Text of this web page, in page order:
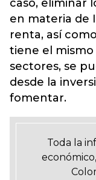
caso, eliminar
en materia de
renta, así
tiene el
sectores, se
desde la
fomentar.
Toda la